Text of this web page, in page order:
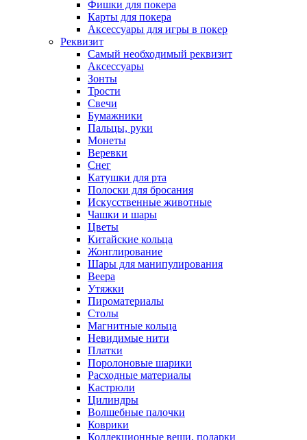
Фишки для покера
Карты для покера
Аксессуары для игры в покер
Реквизит
Самый необходимый реквизит
Аксессуары
Зонты
Трости
Свечи
Бумажники
Пальцы, руки
Монеты
Веревки
Снег
Катушки для рта
Полоски для бросания
Искусственные животные
Чашки и шары
Цветы
Китайские кольца
Жонглирование
Шары для манипулирования
Веера
Утяжки
Пироматериалы
Столы
Магнитные кольца
Невидимые нити
Платки
Поролоновые шарики
Расходные материалы
Кастрюли
Цилиндры
Волшебные палочки
Коврики
Коллекционные вещи, подарки